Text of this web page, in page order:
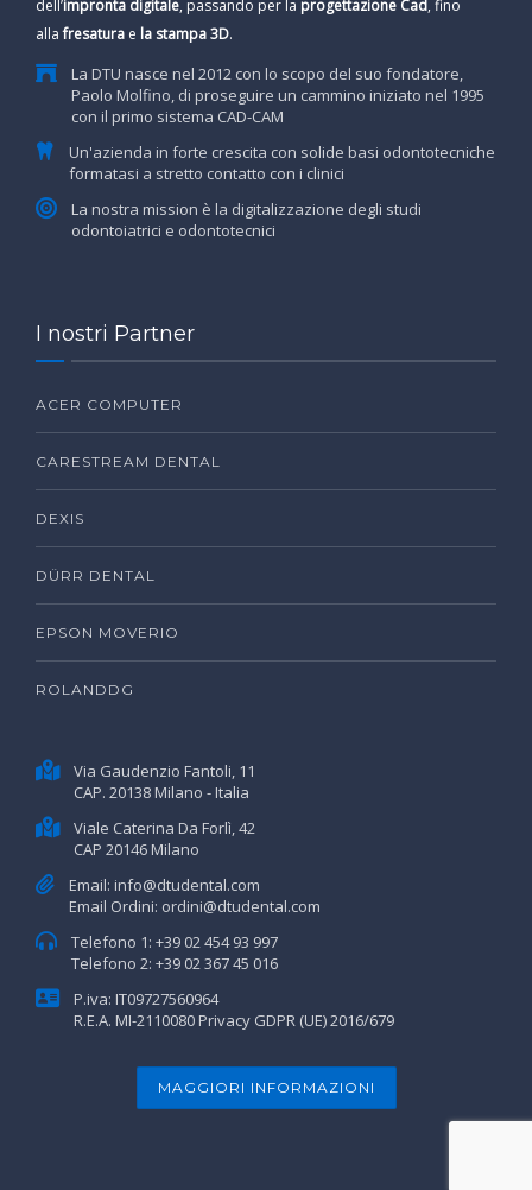
dell’impronta digitale, passando per la progettazione Cad, fino
allafresatura e la stampa 3D.
La DTU nasce nel 2012 con lo scopo del suo fondatore,
Paolo Molfino, di proseguire un cammino iniziato nel 1995
con il primo sistema CAD-CAM
Un'azienda in forte crescita con solide basi odontotecniche
formatasi a stretto contatto con i clinici
La nostra mission è la digitalizzazione degli studi
odontoiatrici e odontotecnici
I nostri Partner
ACER COMPUTER
CARESTREAM DENTAL
DEXIS
DÜRR DENTAL
EPSON MOVERIO
ROLANDDG
Via Gaudenzio Fantoli, 11
CAP. 20138 Milano - Italia
Viale Caterina Da Forlì, 42
CAP 20146 Milano
Email: info@dtudental.com
Email Ordini: ordini@dtudental.com
Telefono 1: +39 02 454 93 997
Telefono 2: +39 02 367 45 016
P.iva: IT09727560964
R.E.A. MI-2110080Privacy GDPR (UE) 2016/679
MAGGIORI INFORMAZIONI